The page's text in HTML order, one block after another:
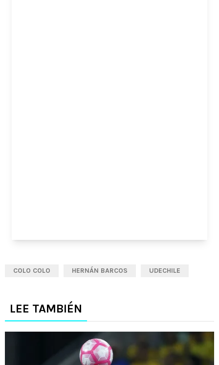
COLO COLO HERNÁN BARCOS UDECHILE
LEE TAMBIÉN